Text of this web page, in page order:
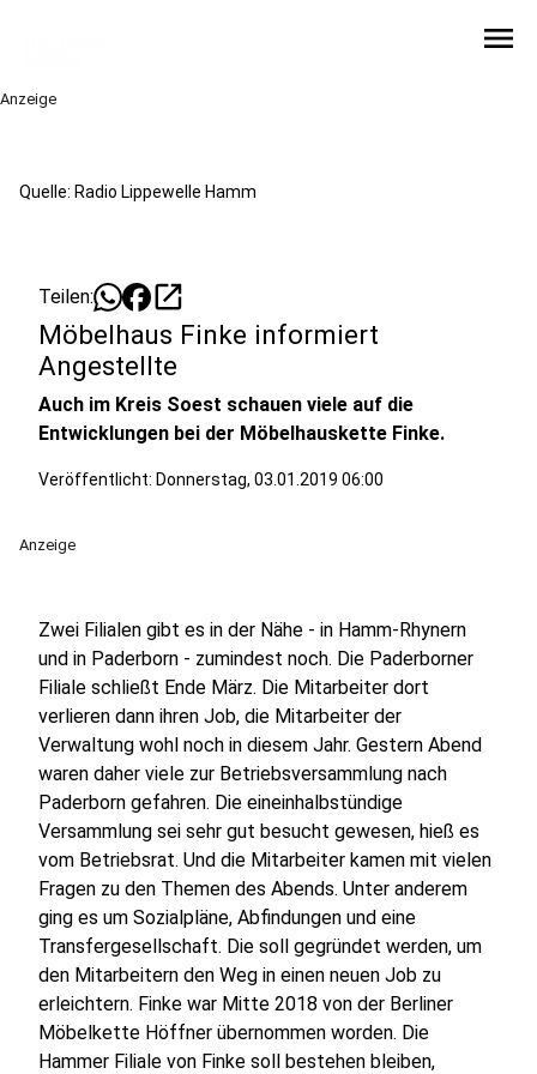
menu
Anzeige
Quelle: Radio Lippewelle Hamm
Teilen: open_in_new
Möbelhaus Finke informiert
Angestellte
Auch im Kreis Soest schauen viele auf die
Entwicklungen bei der Möbelhauskette Finke.
Veröffentlicht: Donnerstag, 03.01.2019 06:00
Anzeige
Zwei Filialen gibt es in der Nähe - in Hamm-Rhynern
und in Paderborn - zumindest noch. Die Paderborner
Filiale schließt Ende März. Die Mitarbeiter dort
verlieren dann ihren Job, die Mitarbeiter der
Verwaltung wohl noch in diesem Jahr. Gestern Abend
waren daher viele zur Betriebsversammlung nach
Paderborn gefahren. Die eineinhalbstündige
Versammlung sei sehr gut besucht gewesen, hieß es
vom Betriebsrat. Und die Mitarbeiter kamen mit vielen
Fragen zu den Themen des Abends. Unter anderem
ging es um Sozialpläne, Abfindungen und eine
Transfergesellschaft. Die soll gegründet werden, um
den Mitarbeitern den Weg in einen neuen Job zu
erleichtern. Finke war Mitte 2018 von der Berliner
Möbelkette Höffner übernommen worden. Die
Hammer Filiale von Finke soll bestehen bleiben,